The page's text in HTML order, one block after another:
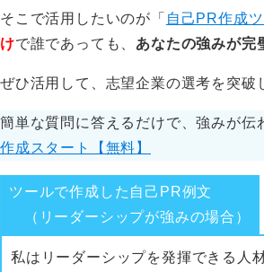
れがあります。制限時間の10秒
がちですが、早すぎると発表内容
まうので注意しましょう。
0
そこで活用したいのが「 自己PR作成
けで誰であっても、 あなたの強みが完
ぜひ活用して、志望企業の選考を突破
簡単な質問に答えるだけで、強みが伝
作成スタート【無料】
ツールで作成した自己PR例文
（リーダーシップが強みの場合）
私はリーダーシップを発揮できる人